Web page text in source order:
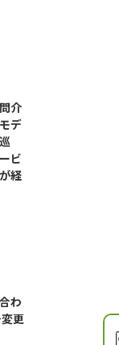
介
デ
ビ
経
わ
更